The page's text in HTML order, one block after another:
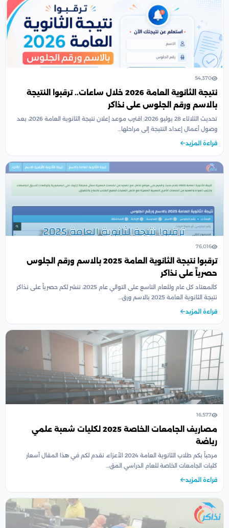
54,370
نتيجة الثانوية العامة 2026 خلال ساعات.. ترقبوا النتيجة
بالاسم ورقم الجلوس على نذاكر
تحديث الثلاثاء 28 يوليو 2026: اقترب موعد إعلان نتيجة الثانوية العامة 2026، بعد
وصول أعمال إعداد النتيجة إلى مراحلها…
قراءة المزيد
76,016
ترقبوا نتيجة الثانوية العامة 2025 بالاسم ورقم الجلوس
حصرياً على نذاكر
كالمعتاد كل عام وللعام التاسع على التوالي عام 2025، ننشر لكم حصرياً على نذاكر
نتيجة الثانوية العامة 2025 بالاسم ورق…
قراءة المزيد
16,577
مصاريف الجامعات الخاصة 2025 لكليات شعبة علمي
رياضة
مرحباً بكم طلاب الثانوية العامة 2024 الأعزاء، نقدم لكم في هذا المقال أسعار
كليات الجامعات الخاصة للعام الدراسي المق…
قراءة المزيد